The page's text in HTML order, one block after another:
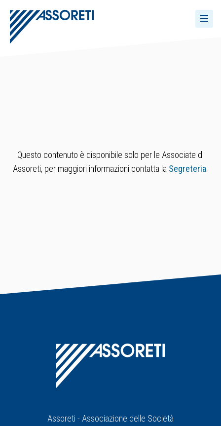
Questo contenuto è disponibile solo per le Associate di
Assoreti, per maggiori informazioni contatta la Segreteria
Assoreti - Associazione delle Società